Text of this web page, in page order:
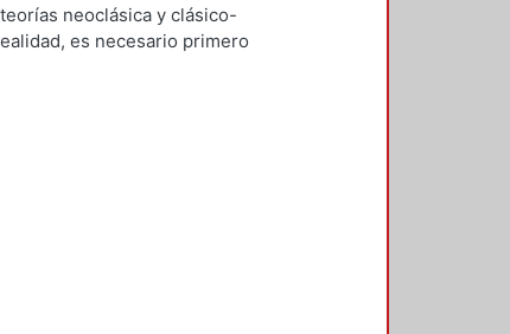
neoclásica y clásico-
es necesario primero